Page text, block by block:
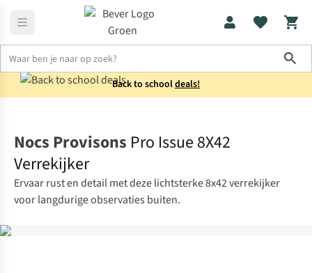
Back to schooldeals!
Nocs Provisons Pro Issue 8X42
Verrekijker
Ervaar rust en detail met deze lichtsterke 8x42 verrekijker
voor langdurige observaties buiten.